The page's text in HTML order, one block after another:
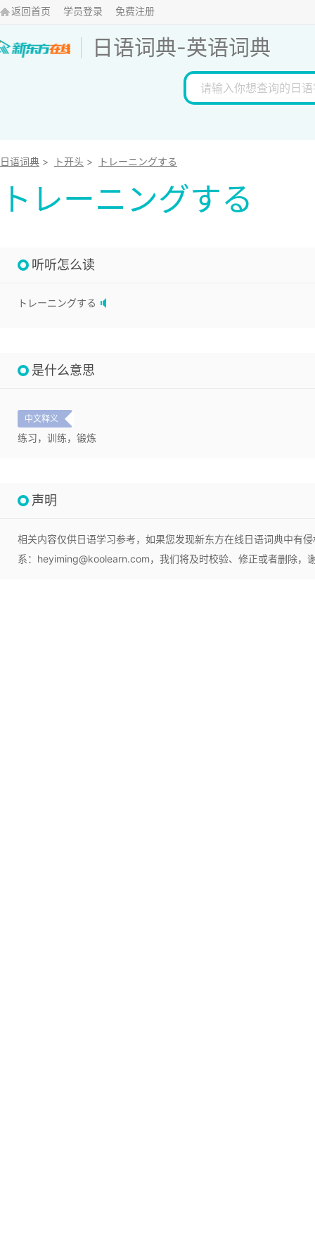
返回首页 学员登录 免费注册
日语词典-英语词典
日语词典 > ト开头 > トレーニングする
トレーニングする
听听怎么读
トレーニングする
是什么意思
中文释义
练习，训练，锻炼
声明
相关内容仅供日语学习参考，如果您发现新东方在线日语词典中有
系：heyiming@koolearn.com，我们将及时校验、修正或者删除，